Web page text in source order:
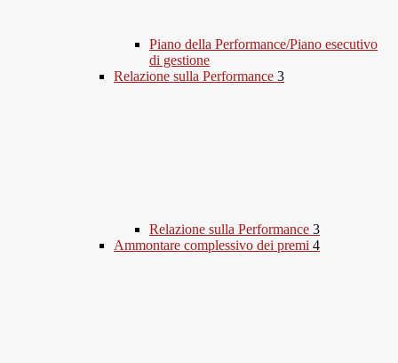
Piano della Performance/Piano esecutivo
di gestione
Relazione sulla Performance 3
Relazione sulla Performance 3
Ammontare complessivo dei premi 4